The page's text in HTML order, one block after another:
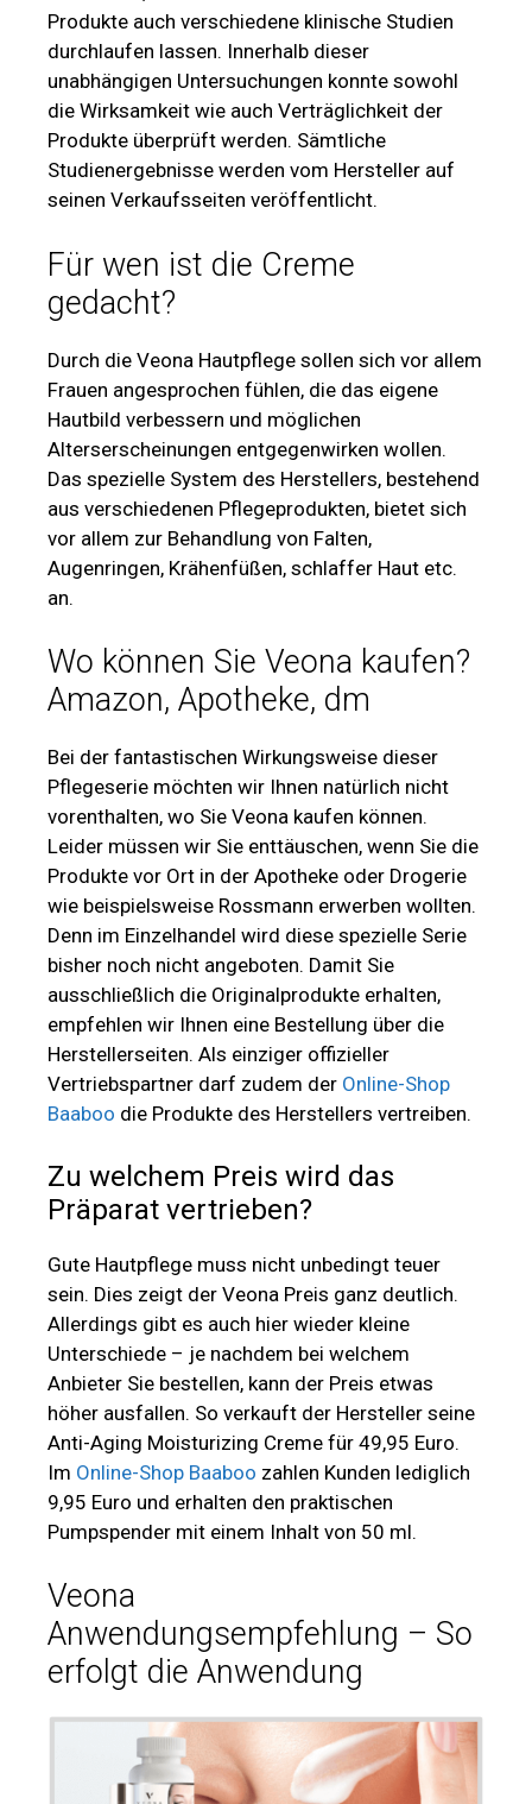
Produkte auch verschiedene klinische Studien
durchlaufen lassen. Innerhalb dieser
unabhängigen Untersuchungen konnte sowohl
die Wirksamkeit wie auch Verträglichkeit der
Produkte überprüft werden. Sämtliche
Studienergebnisse werden vom Hersteller auf
seinen Verkaufsseiten veröffentlicht.
Für wen ist die Creme
gedacht?
Durch die Veona Hautpflege sollen sich vor allem
Frauen angesprochen fühlen, die das eigene
Hautbild verbessern und möglichen
Alterserscheinungen entgegenwirken wollen.
Das spezielle System des Herstellers, bestehend
aus verschiedenen Pflegeprodukten, bietet sich
vor allem zur Behandlung von Falten,
Augenringen, Krähenfüßen, schlaffer Haut etc.
an.
Wo können Sie Veona kaufen?
Amazon, Apotheke, dm
Bei der fantastischen Wirkungsweise dieser
Pflegeserie möchten wir Ihnen natürlich nicht
vorenthalten, wo Sie Veona kaufen können.
Leider müssen wir Sie enttäuschen, wenn Sie die
Produkte vor Ort in der Apotheke oder Drogerie
wie beispielsweise Rossmann erwerben wollten.
Denn im Einzelhandel wird diese spezielle Serie
bisher noch nicht angeboten. Damit Sie
ausschließlich die Originalprodukte erhalten,
empfehlen wir Ihnen eine Bestellung über die
Herstellerseiten. Als einziger offizieller
Vertriebspartner darf zudem der Online-Shop
Baaboo die Produkte des Herstellers vertreiben.
Zu welchem Preis wird das
Präparat vertrieben?
Gute Hautpflege muss nicht unbedingt teuer
sein. Dies zeigt der Veona Preis ganz deutlich.
Allerdings gibt es auch hier wieder kleine
Unterschiede – je nachdem bei welchem
Anbieter Sie bestellen, kann der Preis etwas
höher ausfallen. So verkauft der Hersteller seine
Anti-Aging Moisturizing Creme für 49,95 Euro.
Im Online-Shop Baaboo zahlen Kunden lediglich
9,95 Euro und erhalten den praktischen
Pumpspender mit einem Inhalt von 50 ml.
Veona
Anwendungsempfehlung – So
erfolgt die Anwendung